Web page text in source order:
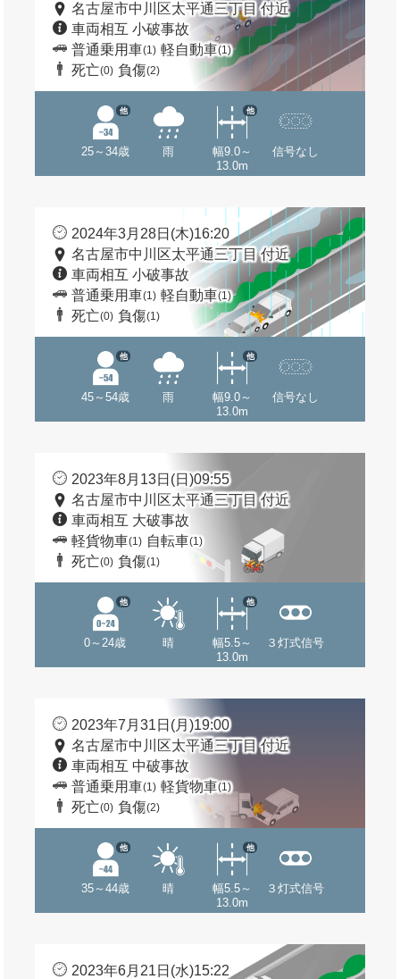
名古屋市中川区太平通三丁目 付近
車両相互 小破事故
普通乗用車(1) 軽自動車(1)
死亡(0) 負傷(2)
25～34歳
他
雨
幅9.0～
13.0m
他
信号なし
2024年3月28日(木)16:20
名古屋市中川区太平通三丁目 付近
車両相互 小破事故
普通乗用車(1) 軽自動車(1)
死亡(0) 負傷(1)
45～54歳
他
雨
幅9.0～
13.0m
他
信号なし
2023年8月13日(日)09:55
名古屋市中川区太平通三丁目 付近
車両相互 大破事故
軽貨物車(1) 自転車(1)
死亡(0) 負傷(1)
0～24歳
他
晴
幅5.5～
13.0m
他
３灯式信号
2023年7月31日(月)19:00
名古屋市中川区太平通三丁目 付近
車両相互 中破事故
普通乗用車(1) 軽貨物車(1)
死亡(0) 負傷(2)
35～44歳
他
晴
幅5.5～
13.0m
他
３灯式信号
2023年6月21日(水)15:22